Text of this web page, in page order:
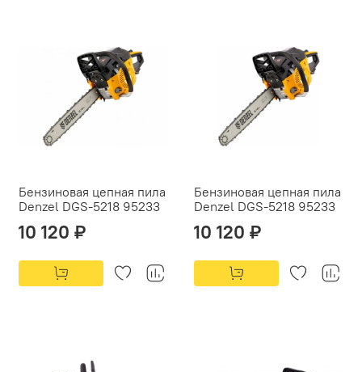
Бензиновая цепная пила
Denzel DGS-5218 95233
10 120 ₽
Бензиновая цепная пила
Denzel DGS-5218 95233
10 120 ₽